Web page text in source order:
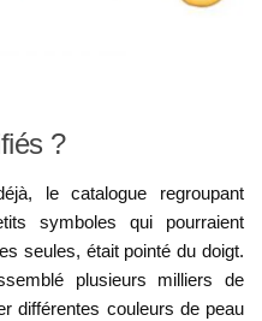
?
le catalogue regroupant
symboles qui pourraient
seules, était pointé du doigt.
plusieurs milliers de
différentes couleurs de peau